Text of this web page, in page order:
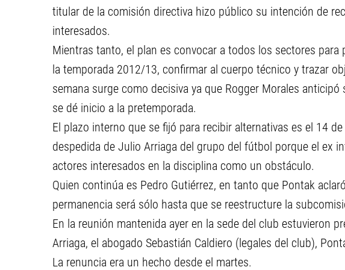
titular de la comisión directiva hizo público su intención de
interesados.
Mientras tanto, el plan es convocar a todos los sectores para
la temporada 2012/13, confirmar al cuerpo técnico y trazar
semana surge como decisiva ya que Rogger Morales
se dé inicio a la pretemporada.
El plazo interno que se fijó para recibir alternativas es el 14
despedida de Julio Arriaga del grupo del fútbol porque el ex
actores interesados en la disciplina como un obstáculo.
Quien continúa es Pedro Gutiérrez, en tanto que Pontak
permanencia será sólo hasta que se reestructure la
En la reunión mantenida ayer en la sede del club estuvieron
Arriaga, el abogado Sebastián Caldiero (legales del club),
La renuncia era un hecho desde el martes.